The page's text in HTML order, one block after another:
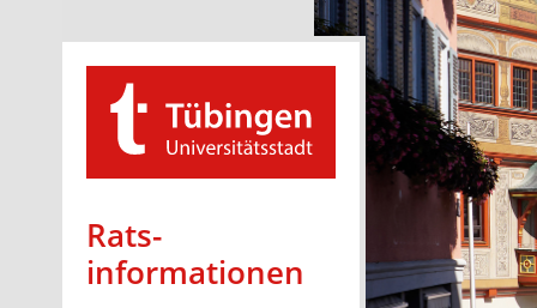
Rats­
informationen